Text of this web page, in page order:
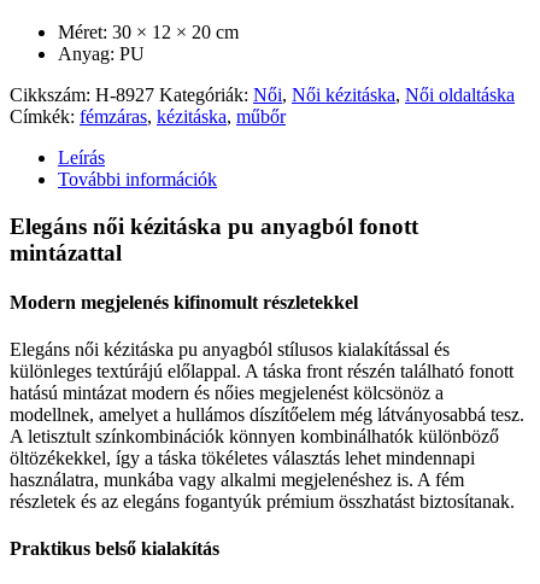
Méret: 30 × 12 × 20 cm
Anyag: PU
Cikkszám: H-8927 Kategóriák: Női, Női kézitáska, Női oldaltáska
Címkék: fémzáras, kézitáska, műbőr
Leírás
További információk
Elegáns női kézitáska pu anyagból fonott
mintázattal
Modern megjelenés kifinomult részletekkel
Elegáns női kézitáska pu anyagból stílusos kialakítással és
különleges textúrájú előlappal. A táska front részén található fonott
hatású mintázat modern és nőies megjelenést kölcsönöz a
modellnek, amelyet a hullámos díszítőelem még látványosabbá tesz.
A letisztult színkombinációk könnyen kombinálhatók különböző
öltözékekkel, így a táska tökéletes választás lehet mindennapi
használatra, munkába vagy alkalmi megjelenéshez is. A fém
részletek és az elegáns fogantyúk prémium összhatást biztosítanak.
Praktikus belső kialakítás